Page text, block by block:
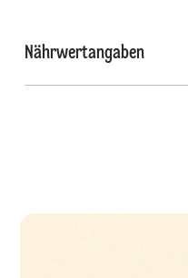
Nährwertangaben